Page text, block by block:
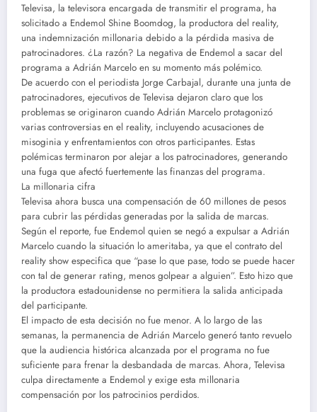
Televisa, la televisora encargada de transmitir el programa, ha
solicitado a Endemol Shine Boomdog, la productora del reality,
una indemnización millonaria debido a la pérdida masiva de
patrocinadores. ¿La razón? La negativa de Endemol a sacar del
programa a Adrián Marcelo en su momento más polémico.
De acuerdo con el periodista Jorge Carbajal, durante una junta de
patrocinadores, ejecutivos de Televisa dejaron claro que los
problemas se originaron cuando Adrián Marcelo protagonizó
varias controversias en el reality, incluyendo acusaciones de
misoginia y enfrentamientos con otros participantes. Estas
polémicas terminaron por alejar a los patrocinadores, generando
una fuga que afectó fuertemente las finanzas del programa.
La millonaria cifra
Televisa ahora busca una compensación de 60 millones de pesos
para cubrir las pérdidas generadas por la salida de marcas.
Según el reporte, fue Endemol quien se negó a expulsar a Adrián
Marcelo cuando la situación lo ameritaba, ya que el contrato del
reality show especifica que “pase lo que pase, todo se puede hacer
con tal de generar rating, menos golpear a alguien”. Esto hizo que
la productora estadounidense no permitiera la salida anticipada
del participante.
El impacto de esta decisión no fue menor. A lo largo de las
semanas, la permanencia de Adrián Marcelo generó tanto revuelo
que la audiencia histórica alcanzada por el programa no fue
suficiente para frenar la desbandada de marcas. Ahora, Televisa
culpa directamente a Endemol y exige esta millonaria
compensación por los patrocinios perdidos.